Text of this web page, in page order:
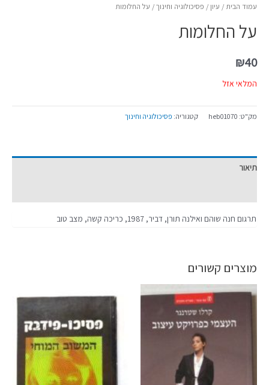
עמוד הבית / עיון / פסיכולוגיה וחינוך/ על החלומות
על החלומות
₪40
המלאי אזל
מק"ט: heb01070 קטגוריה: פסיכולוגיה וחינוך
תיאור
תרגום חנה שוהם ואילנה תורן, דביר, 1987, כריכה קשה, מצב טוב
מוצרים קשורים